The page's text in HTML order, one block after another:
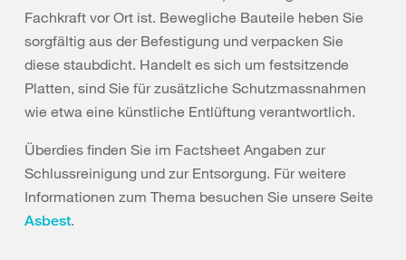
Fachkraft vor Ort ist. Bewegliche Bauteile heben Sie
sorgfältig aus der Befestigung und verpacken Sie
diese staubdicht. Handelt es sich um festsitzende
Platten, sind Sie für zusätzliche Schutzmassnahmen
wie etwa eine künstliche Entlüftung verantwortlich.
Überdies finden Sie im Factsheet Angaben zur
Schlussreinigung und zur Entsorgung. Für weitere
Informationen zum Thema besuchen Sie unsere Seite
Asbest.